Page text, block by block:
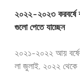
২০২২-২০২৩ করবর্ষে
গুলো পেতে যাচ্ছেন
২০২১-২০২২ আয়
লা জুলাই, ২০২২